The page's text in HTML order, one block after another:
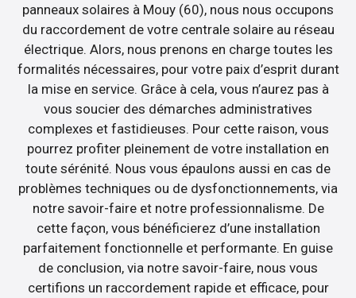
panneaux solaires à Mouy (60), nous nous occupons
du raccordement de votre centrale solaire au réseau
électrique. Alors, nous prenons en charge toutes les
formalités nécessaires, pour votre paix d’esprit durant
la mise en service. Grâce à cela, vous n’aurez pas à
vous soucier des démarches administratives
complexes et fastidieuses. Pour cette raison, vous
pourrez profiter pleinement de votre installation en
toute sérénité. Nous vous épaulons aussi en cas de
problèmes techniques ou de dysfonctionnements, via
notre savoir-faire et notre professionnalisme. De
cette façon, vous bénéficierez d’une installation
parfaitement fonctionnelle et performante. En guise
de conclusion, via notre savoir-faire, nous vous
certifions un raccordement rapide et efficace, pour